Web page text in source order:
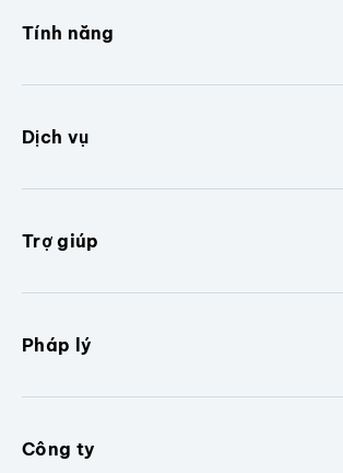
Tính năng
Dịch vụ
Trợ giúp
Pháp lý
Công ty